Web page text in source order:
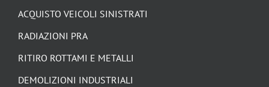
ACQUISTO VEICOLI SINISTRATI
RADIAZIONI PRA
RITIRO ROTTAMI E METALLI
DEMOLIZIONI INDUSTRIALI